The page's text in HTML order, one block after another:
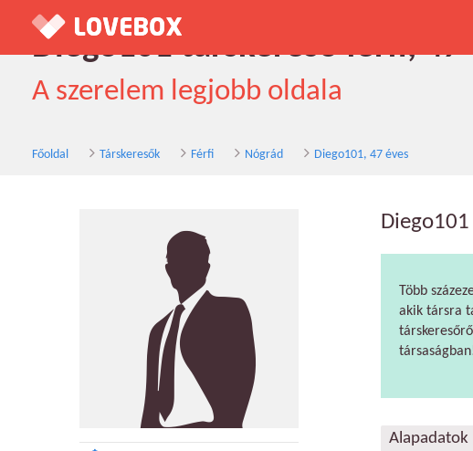
Diego101 társkereső férfi, 47
A szerelem legjobb oldala
Főoldal Társkeresők Férfi Nógrád Diego101, 47 éves
Diego101
Több
akik társra
Alapadatok